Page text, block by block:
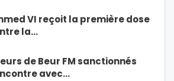
VI reçoit la première dose
la…
de Beur FM sanctionnés
avec…